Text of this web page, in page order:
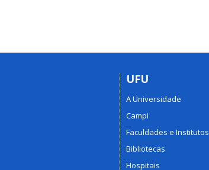
UFU
A Universidade
Campi
Faculdades e Institutos
Bibliotecas
Hospitais